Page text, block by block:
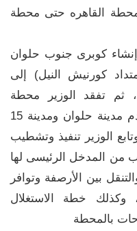
القاهره حتى محطة
كوبرى جنوب حلوان
كورنيش النيل) إلى
ثم تفقد الوزير محطة
القاهرة بمنطقة حلوان والتي تخدم مدينة حلوان ومدينة 15
الوزير تنفيذ وتشطيب
المدخل الرئيسى لها
بين الأرصفة وتوافر
خطة الاستغلال
بالمحطة